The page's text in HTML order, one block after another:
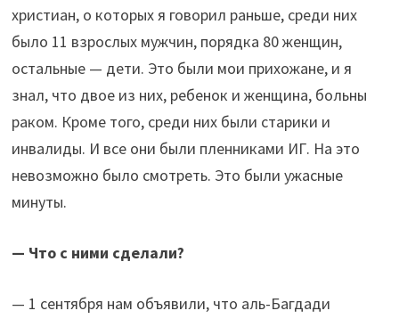
христиан, о которых я говорил раньше, среди них
было 11 взрослых мужчин, порядка 80 женщин,
остальные — дети. Это были мои прихожане, и я
знал, что двое из них, ребенок и женщина, больны
раком. Кроме того, среди них были старики и
инвалиды. И все они были пленниками ИГ. На это
невозможно было смотреть. Это были ужасные
минуты.
— Что с ними сделали?
— 1 сентября нам объявили, что аль-Багдади